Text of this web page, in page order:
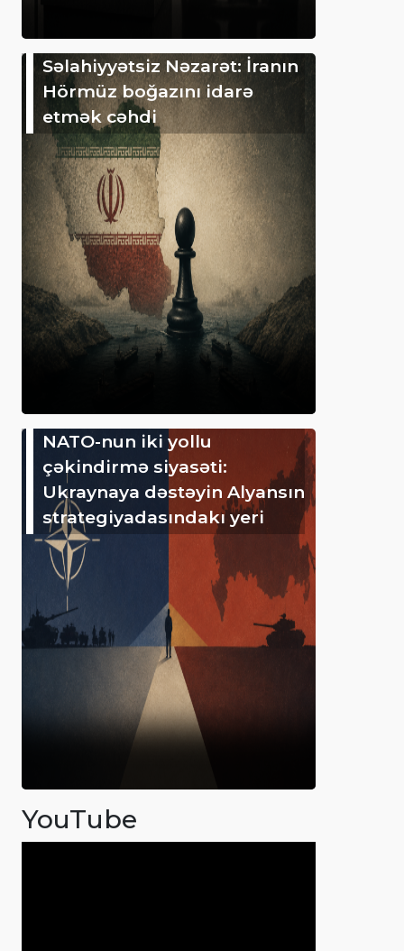
Səlahiyyətsiz Nəzarət: İranın
Hörmüz boğazını idarə
etmək cəhdi
NATO-nun iki yollu
çəkindirmə siyasəti:
Ukraynaya dəstəyin Alyansın
strategiyadasındakı yeri
YouTube